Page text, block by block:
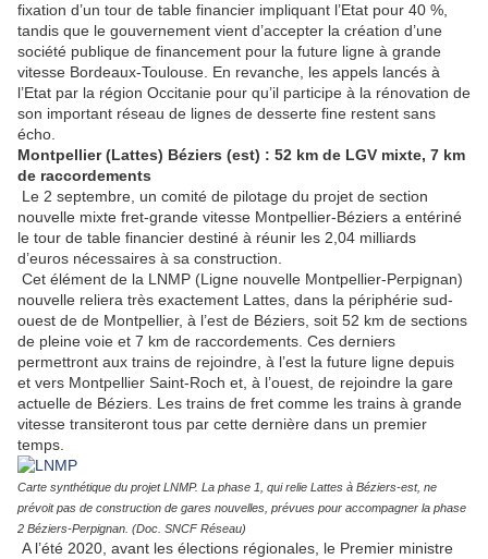
fixation d’un tour de table financier impliquant l’Etat pour 40 %,
tandis que le gouvernement vient d’accepter la création d’une
société publique de financement pour la future ligne à grande
vitesse Bordeaux-Toulouse. En revanche, les appels lancés à
l’Etat par la région Occitanie pour qu’il participe à la rénovation de
son important réseau de lignes de desserte fine restent sans
écho.
Montpellier (Lattes) Béziers (est) : 52 km de LGV mixte, 7 km
de raccordements
Le 2 septembre, un comité de pilotage du projet de section
nouvelle mixte fret-grande vitesse Montpellier-Béziers a entériné
le tour de table financier destiné à réunir les 2,04 milliards
d’euros nécessaires à sa construction.
Cet élément de la LNMP (Ligne nouvelle Montpellier-Perpignan)
nouvelle reliera très exactement Lattes, dans la périphérie sud-
ouest de de Montpellier, à l’est de Béziers, soit 52 km de sections
de pleine voie et 7 km de raccordements. Ces derniers
permettront aux trains de rejoindre, à l’est la future ligne depuis
et vers Montpellier Saint-Roch et, à l’ouest, de rejoindre la gare
actuelle de Béziers. Les trains de fret comme les trains à grande
vitesse transiteront tous par cette dernière dans un premier
temps.
Carte synthétique du projet LNMP. La phase 1, qui relie Lattes à Béziers-est, ne
prévoit pas de construction de gares nouvelles, prévues pour accompagner la phase
2 Béziers-Perpignan. (Doc. SNCF Réseau)
A l’été 2020, avant les élections régionales, le Premier ministre